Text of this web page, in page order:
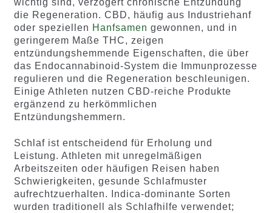
die Regeneration. CBD, häufig aus Industriehanf
oder speziellen Hanfsamen gewonnen, und in
geringerem Maße THC, zeigen
entzündungshemmende Eigenschaften, die über
das Endocannabinoid-System die Immunprozesse
regulieren und die Regeneration beschleunigen.
Einige Athleten nutzen CBD-reiche Produkte
ergänzend zu herkömmlichen
Entzündungshemmern.
Schlaf ist entscheidend für Erholung und
Leistung. Athleten mit unregelmäßigen
Arbeitszeiten oder häufigen Reisen haben
Schwierigkeiten, gesunde Schlafmuster
aufrechtzuerhalten. Indica-dominante Sorten
wurden traditionell als Schlafhilfe verwendet;